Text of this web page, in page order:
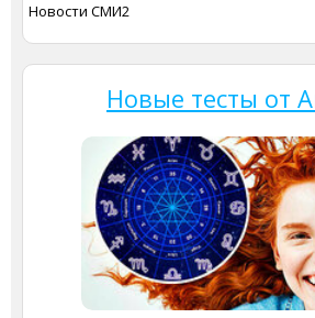
Новости СМИ2
Новые тесты от